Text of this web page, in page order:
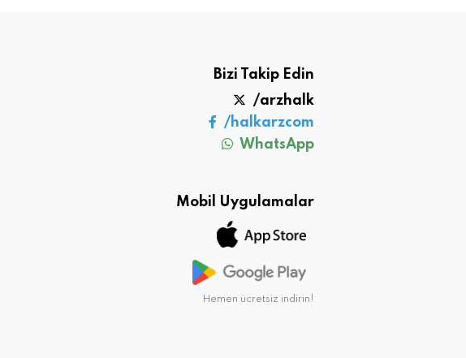
Bizi Takip Edin
/arzhalk
/halkarzcom
WhatsApp
Mobil Uygulamalar
Hemen ücretsiz indirin!